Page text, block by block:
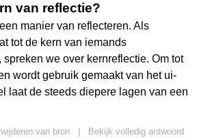
van reflectie?
manier van reflecteren. Als
tot de kern van iemands
we over kernreflectie. Om tot
wordt gebruik gemaakt van het ui-
laat de steeds diepere lagen van een
van bron
Bekijk volledig antwoord